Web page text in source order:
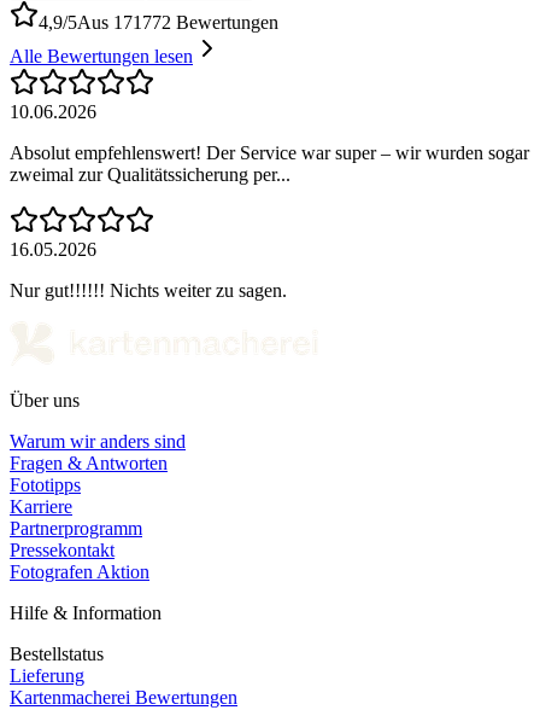
4,9/5Aus 171772 Bewertungen
Alle Bewertungen lesen
10.06.2026
Absolut empfehlenswert! Der Service war super – wir wurden sogar
zweimal zur Qualitätssicherung per...
16.05.2026
Nur gut!!!!!! Nichts weiter zu sagen.
Über uns
Warum wir anders sind
Fragen & Antworten
Fototipps
Karriere
Partnerprogramm
Pressekontakt
Fotografen Aktion
Hilfe & Information
Bestellstatus
Lieferung
Kartenmacherei Bewertungen